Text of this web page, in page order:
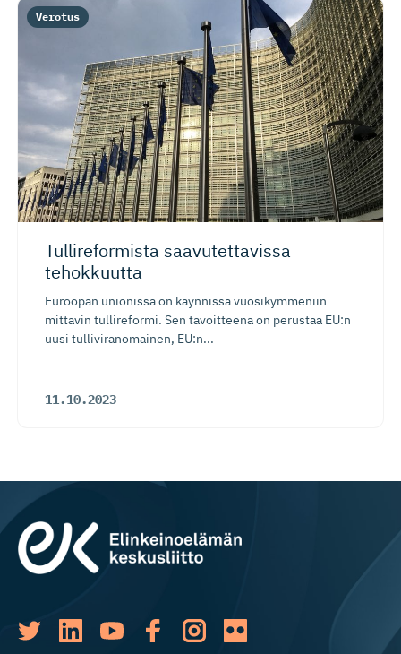
Tullireformista saavutettavissa
tehokkuutta
Euroopan unionissa on käynnissä vuosikymmeniin
mittavin tullireformi. Sen tavoitteena on perustaa EU:n
uusi tulliviranomainen, EU:n...
11.10.2023
Verotus